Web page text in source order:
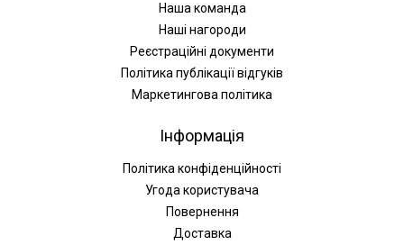
Наша команда
Наші нагороди
Реєстраційні документи
Політика публікації відгуків
Маркетингова політика
Інформація
Політика конфіденційності
Угода користувача
Повернення
Доставка